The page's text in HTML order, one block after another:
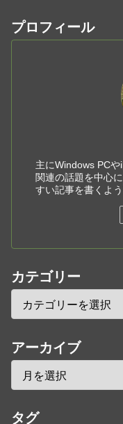
プロフィール
主にWindows PC
関連の話題を中心
すい記事を書くよ
カテゴリー
アーカイブ
タグ